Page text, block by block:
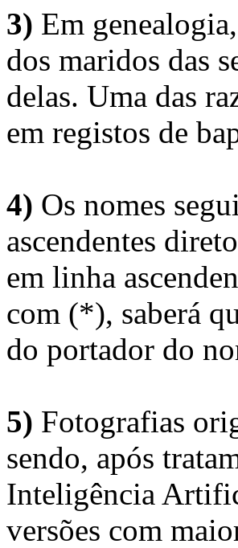
3) Em
dos maridos das
delas. Uma das
em registos de
4) Os nomes
ascendentes
em linha
com (*), saberá
do portador do
5) Fotografias
sendo, após
Inteligência
versões com